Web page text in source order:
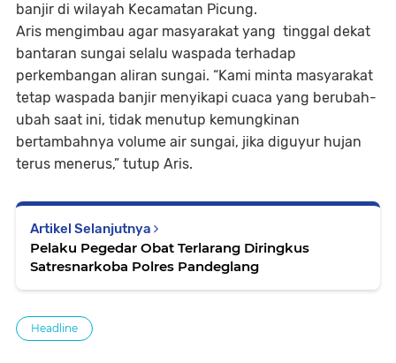
banjir di wilayah Kecamatan Picung.
Aris mengimbau agar masyarakat yang tinggal dekat
bantaran sungai selalu waspada terhadap
perkembangan aliran sungai. “Kami minta masyarakat
tetap waspada banjir menyikapi cuaca yang berubah-
ubah saat ini, tidak menutup kemungkinan
bertambahnya volume air sungai, jika diguyur hujan
terus menerus,” tutup Aris.
Artikel Selanjutnya
Pelaku Pegedar Obat Terlarang Diringkus
Satresnarkoba Polres Pandeglang
Headline